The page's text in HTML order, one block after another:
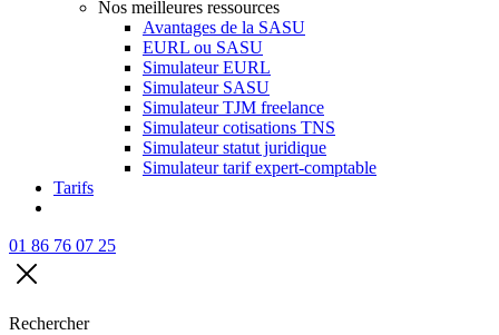
Nos meilleures ressources
Avantages de la SASU
EURL ou SASU
Simulateur EURL
Simulateur SASU
Simulateur TJM freelance
Simulateur cotisations TNS
Simulateur statut juridique
Simulateur tarif expert-comptable
Tarifs
01 86 76 07 25
Rechercher